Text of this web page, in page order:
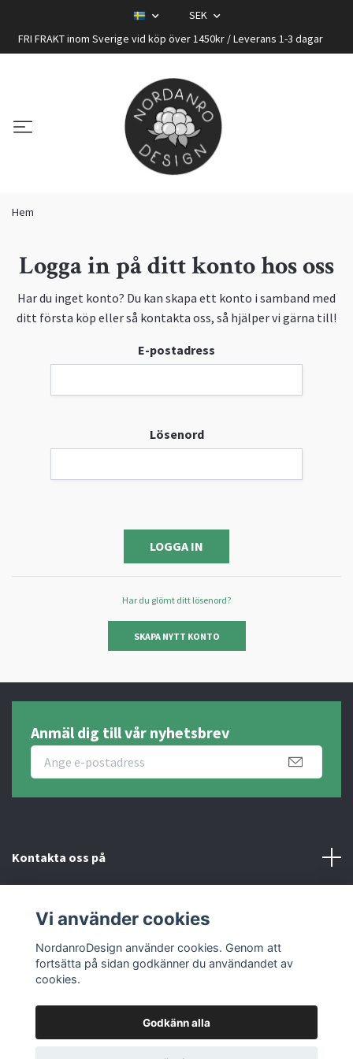
SEK
FRI FRAKT inom Sverige vid köp över 1450kr / Leverans 1-3 dagar
Hem
Logga in på ditt konto hos oss
Har du inget konto? Du kan skapa ett konto i samband med
ditt första köp eller så kontakta oss, så hjälper vi gärna till!
E-postadress
Lösenord
Har du glömt ditt lösenord?
SKAPA NYTT KONTO
Anmäl dig till vår nyhetsbrev
Kontakta oss på
Sociala medier
Vi använder cookies
NordanroDesign använder cookies. Genom att
fortsätta på sidan godkänner du användandet av
cookies.
Godkänn alla